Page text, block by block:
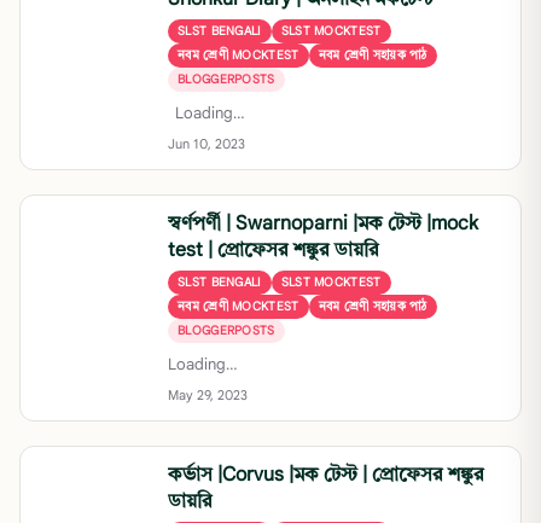
SLST BENGALI
SLST MOCKTEST
নবম শ্রেণী MOCKTEST
নবম শ্রেণী সহায়ক পাঠ
BLOGGERPOSTS
Loading…
Jun 10, 2023
স্বর্ণপর্ণী | Swarnoparni |মক টেস্ট |mock
test | প্রোফেসর শঙ্কুর ডায়রি
SLST BENGALI
SLST MOCKTEST
নবম শ্রেণী MOCKTEST
নবম শ্রেণী সহায়ক পাঠ
BLOGGERPOSTS
Loading…
May 29, 2023
কর্ভাস |Corvus |মক টেস্ট | প্রোফেসর শঙ্কুর
ডায়রি